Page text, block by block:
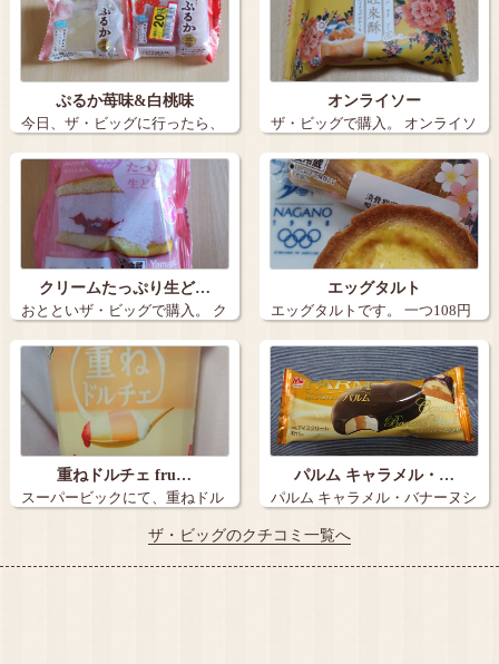
ぷるか苺味&白桃味
今日、ザ・ビッグに行ったら、
ぷるかの苺味…
オンライソー
ザ・ビッグで購入。 オンライソ
ーという…
クリームたっぷり生ど…
おとといザ・ビッグで購入。 ク
リームた…
エッグタルト
エッグタルトです。 一つ108円
くらい…
重ねドルチェ fru…
スーパービックにて、重ねドル
パルム キャラメル・…
パルム キャラメル・バナーヌシ
ョコラ な…
ザ・ビッグのクチコミ一覧へ